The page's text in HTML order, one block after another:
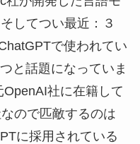
してつい最近：３
で使われてい
と話題になっていま
社に在籍して
ので匹敵するのは
に採用されている